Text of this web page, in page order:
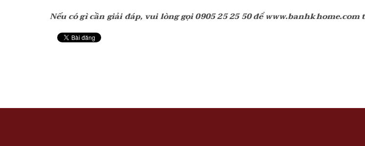
Nếu có gì cần giải đáp, vui lòng gọi 0905 25 25 50 để